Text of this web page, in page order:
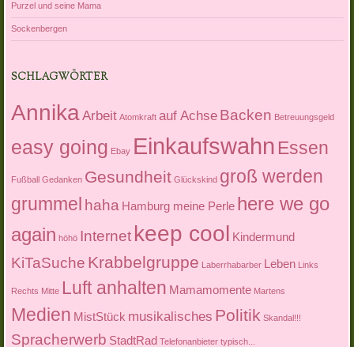
Purzel und seine Mama
Sockenbergen
SCHLAGWÖRTER
AnnikaArbeit Atomkraft auf Achse Backen Betreuungsgeld
easy going Ebay Einkaufswahn Essen
Fußball Gedanken Gesundheit Glückskind groß werden
grummel haha Hamburg meine Perle here we go
again höhö Internet keep cool Kindermund
KiTaSuche Krabbelgruppe Laberrhabarber Leben Links
Rechts Mitte Luft anhalten Mamamomente Martens
Medien MistStück musikalisches Politik Skandal!!!
Spracherwerb StadtRad Telefonanbieter typisch...